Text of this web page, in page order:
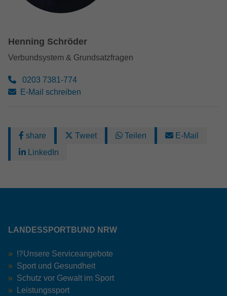
Henning Schröder
Verbundsystem & Grundsatzfragen
0203 7381-774
E-Mail schreiben
share Tweet Teilen
E-Mail
LinkedIn
LANDESSPORTBUND NRW
⁉️Unsere Serviceangebote
Sport und Gesundheit
Schutz vor Gewalt im Sport
Leistungssport